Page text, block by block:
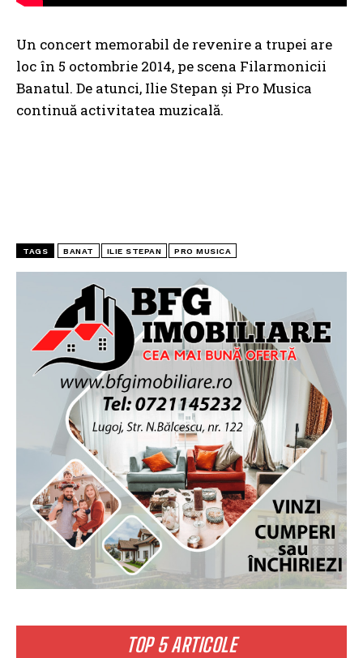
TOP 5 ARTICOLE
Un concert memorabil de revenire a trupei are
loc în 5 octombrie 2014, pe scena Filarmonicii
Banatul. De atunci, Ilie Stepan și Pro Musica
continuă activitatea muzicală.
TAGS BANAT ILIE STEPAN PRO MUSICA